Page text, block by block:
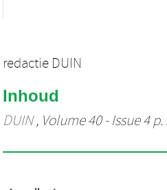
redactie DUIN
Inhoud
DUIN, Volume 40 - Issue 4 p.